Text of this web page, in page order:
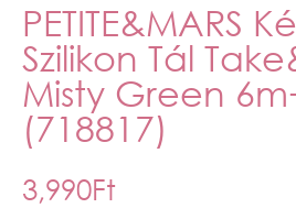
PETITE&MARS
Szilikon Tál
Misty Green
(718817)
3,990Ft